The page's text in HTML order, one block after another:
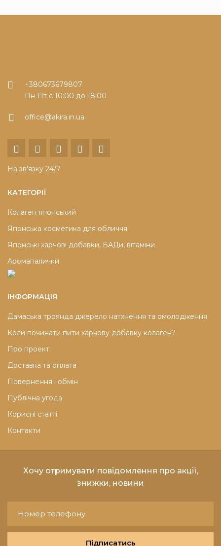
+380673679807
Пн-Пт с 10:00 до 18:00
office@akira.in.ua
На зв'язку 24/7
КАТЕГОРІЇ
Колаген японський
Японська косметика для обличчя
Японські харчові добавки, БАДи, вітаміни
Аромапалички
ІНФОРМАЦІЯ
Дамаська троянда джерело натхнення та омолодження
Коли починати пити харчову добавку колаген?
Про проект
Доставка та оплата
Повернення і обмін
Публічна угода
Корисні статті
Контакти
Хочу отримувати повідомлення про акції,
знижки, новини
Підписатись